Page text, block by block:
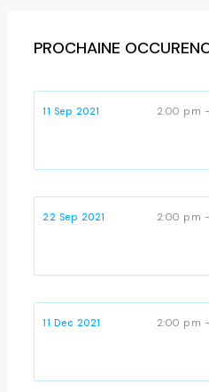
PROCHAINE
11 Sep 2021
2:00 pm
22 Sep 2021
2:00 pm
11 Dec 2021
2:00 pm